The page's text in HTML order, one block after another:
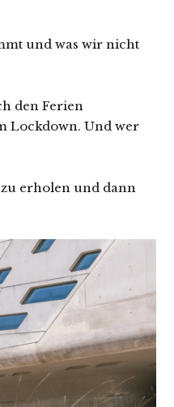
und was wir nicht
den Ferien
Lockdown. Und wer
erholen und dann